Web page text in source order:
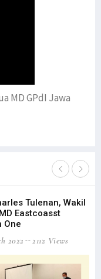
MD GPdI Jawa
Tulenan, Wakil
Eastcoasst
One
2022
2112 Views